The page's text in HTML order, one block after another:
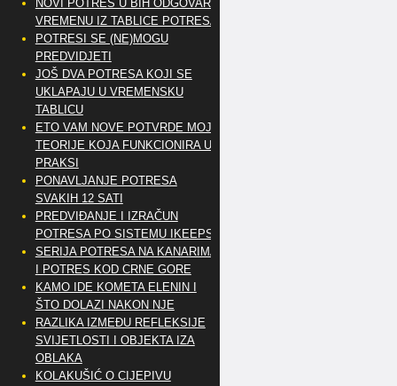
NOVI POTRES U BIH ODGOVARA
VREMENU IZ TABLICE POTRESA
POTRESI SE (NE)MOGU
PREDVIDJETI
JOŠ DVA POTRESA KOJI SE
UKLAPAJU U VREMENSKU
TABLICU
ETO VAM NOVE POTVRDE MOJE
TEORIJE KOJA FUNKCIONIRA U
PRAKSI
PONAVLJANJE POTRESA
SVAKIH 12 SATI
PREDVIĐANJE I IZRAČUN
POTRESA PO SISTEMU IKEEPS
SERIJA POTRESA NA KANARIMA
I POTRES KOD CRNE GORE
KAMO IDE KOMETA ELENIN I
ŠTO DOLAZI NAKON NJE
RAZLIKA IZMEĐU REFLEKSIJE
SVIJETLOSTI I OBJEKTA IZA
OBLAKA
KOLAKUŠIĆ O CIJEPIVU